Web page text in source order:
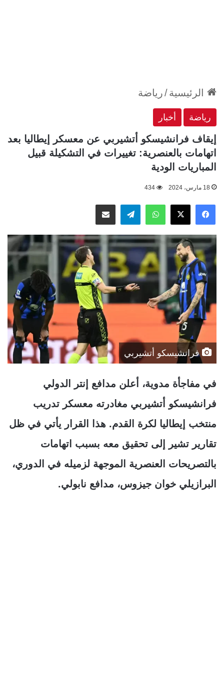
الرئيسية/رياضة
رياضة أخبار
إيقاف فرانشيسكو أتشيربي عن معسكر إيطاليا بعد
اتهامات بالعنصرية: تغييرات في التشكيلة قبيل
المباريات الودية
18 مارس، 2024 434
فيسبوك
‫X واتسابتيلقراممشاركة عبر البريد
فرانشيسكو أتشيربي
في مفاجأة مدوية، أعلن مدافع إنتر الدولي
فرانشيسكو أتشيربي مغادرته معسكر تدريب
منتخب إيطاليا لكرة القدم. هذا القرار يأتي في ظل
تقارير تشير إلى تحقيق معه بسبب اتهامات
بالتصريحات العنصرية الموجهة لزميله في الدوري،
البرازيلي خوان جيزوس، مدافع نابولي.